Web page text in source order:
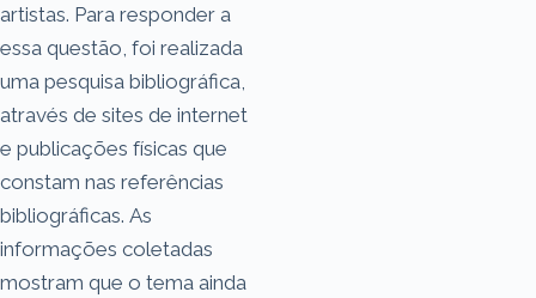
artistas. Para responder a
essa questão, foi realizada
uma pesquisa bibliográfica,
através de sites de internet
e publicações físicas que
constam nas referências
bibliográficas. As
informações coletadas
mostram que o tema ainda